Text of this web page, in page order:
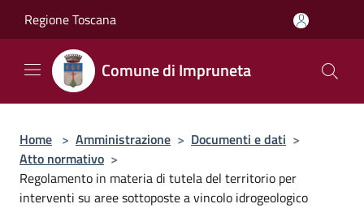
Regione Toscana
Comune di Impruneta
Home > Amministrazione > Documenti e dati >
Atto normativo >
Regolamento in materia di tutela del territorio per
interventi su aree sottoposte a vincolo idrogeologico